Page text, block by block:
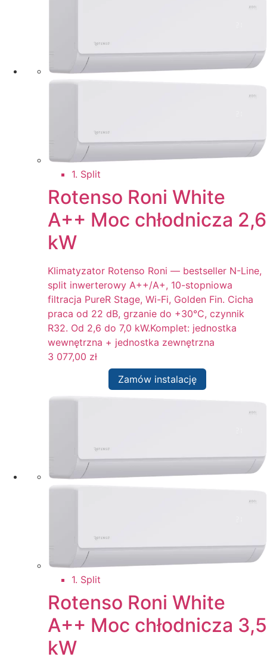
1. Split
Rotenso Roni White
A++ Moc chłodnicza 2,6
kW
Klimatyzator Rotenso Roni — bestseller N-Line,
split inwerterowy A++/A+, 10-stopniowa
filtracja PureR Stage, Wi-Fi, Golden Fin. Cicha
praca od 22 dB, grzanie do +30°C, czynnik
R32. Od 2,6 do 7,0 kW.Komplet: jednostka
wewnętrzna + jednostka zewnętrzna
3 077,00 zł
Zamów instalację
1. Split
Rotenso Roni White
A++ Moc chłodnicza 3,5
kW